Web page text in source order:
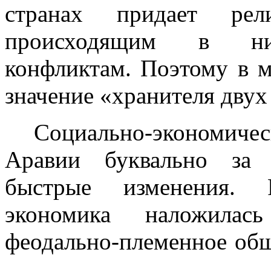
странах придает
происходящим в них
конфликтам. Поэтому в
значение «хранителя
Социально-
Аравии бук­вально за
быстрые изменения.
экономика
феодально-племенное